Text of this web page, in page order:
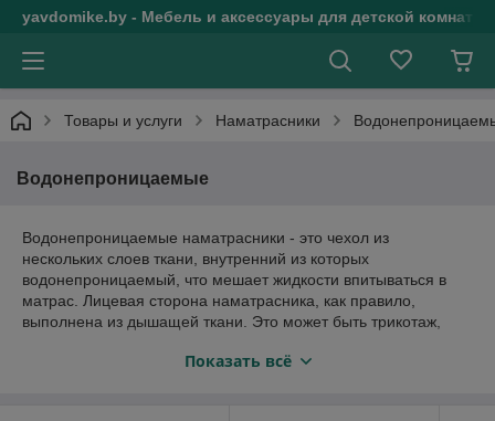
yavdomike.by - Мебель и аксессуары для детской комнаты
Товары и услуги Наматрасники
Водонепроницаемые
Водонепроницаемые наматрасники - это чехол из
нескольких слоев ткани, внутренний из которых
водонепроницаемый, что мешает жидкости впитываться в
матрас. Лицевая сторона наматрасника, как правило,
выполнена из дышащей ткани. Это может быть трикотаж,
защиты от влаги, водонепроницаемый наматрасник также не
Показать всё